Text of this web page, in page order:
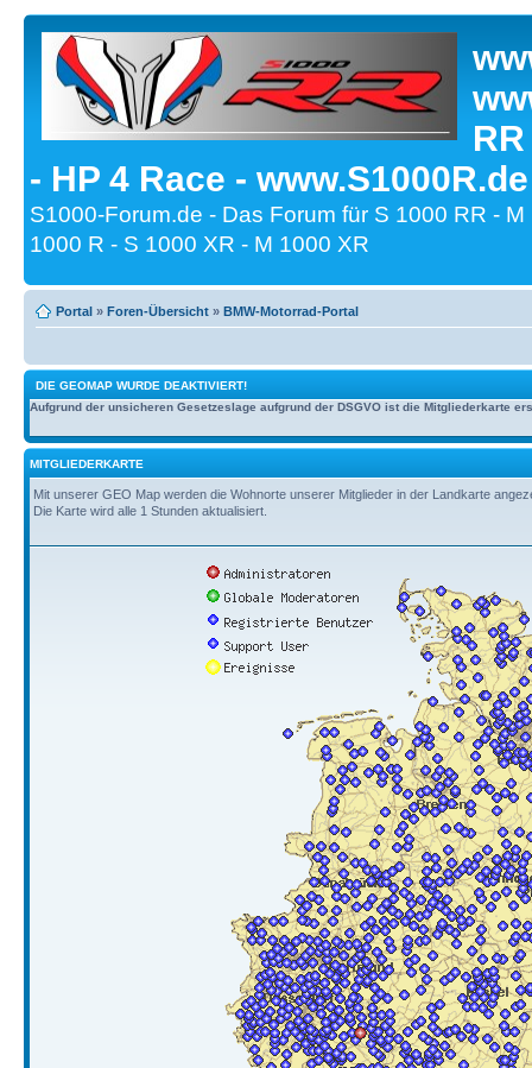
- HP 4 Race -
S1000-Forum.de - Das Forum für S 1000 RR -
1000 R - S 1000 XR - M 1000 XR
Portal » Foren-Übersicht » BMW-Motorrad-Portal
DIE GEOMAP WURDE DEAKTIVIERT!
Aufgrund der unsicheren Gesetzeslage aufgrund der DSGVO ist die Mitgliederkarte
MITGLIEDERKARTE
Mit unserer GEO Map werden die Wohnorte unserer Mitglieder in der Landkarte
Die Karte wird alle 1 Stunden aktualisiert.